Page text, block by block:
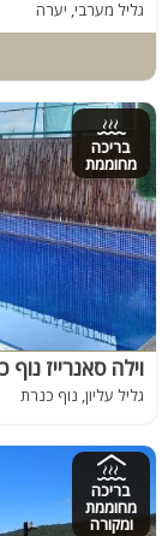
גליל מערבי, יערה
בריכה
מחוממת
וילה סאנרייז
גליל עליון, נוף כנרת
בריכה
מחוממת
ומקורה